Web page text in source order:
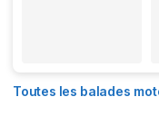
Toutes les balades